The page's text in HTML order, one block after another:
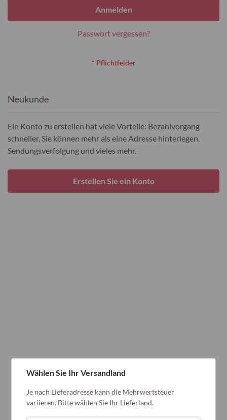
Anmelden
Passwort vergessen?
Neukunde
Ein Konto zu erstellen hat viele Vorteile: Bezahlvorgang
schneller, Sie können mehr als eine Adresse hinterlegen,
Sendungsverfolgung und vieles mehr.
Erstellen Sie ein Konto
Wählen Sie Ihr Versandland
Je nach Lieferadresse kann die Mehrwertsteuer
variieren. Bitte wählen Sie Ihr Lieferland.